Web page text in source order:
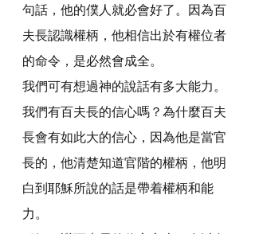
句話，他的僕人就必會好了。因為百
夫長認識權柄，他相信出於有權位者
的命令，是必然會成全。
我們可有想過神的說話有多大能力。
我們有百夫長的信心嗎？為什麼百夫
長會有如此大的信心，因為他是當官
長的，他清楚知道官階的權柄，他明
白到耶穌所說的話是帶着權柄和能
力。